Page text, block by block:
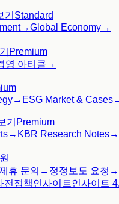
기 Standard
→Global Economy→
Premium
영 아티클 →
→ ESG Market & Cases
기 Premium
→ KBR Research Notes→
휴 문의 → 정정보도 요청 →
전 정책인사이트인사이트